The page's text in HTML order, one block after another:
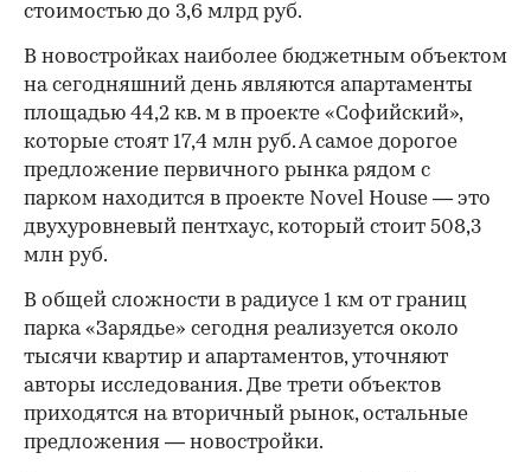
стоимостью до 3,6 млрд руб.
В новостройках наиболее бюджетным объектом
на сегодняшний день являются апартаменты
площадью 44,2 кв. м в проекте «Софийский»,
которые стоят 17,4 млн руб. А самое дорогое
предложение первичного рынка рядом с
парком находится в проекте Novel House — это
двухуровневый пентхаус, который стоит 508,3
млн руб.
В общей сложности в радиусе 1 км от границ
парка «Зарядье» сегодня реализуется около
тысячи квартир и апартаментов, уточняют
авторы исследования. Две трети объектов
приходятся на вторичный рынок, остальные
предложения — новостройки.